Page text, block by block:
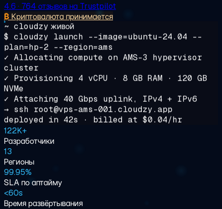
4.6 · 764 отзывов на Trustpilot
₿ Криптовалюта принимается
~ cloudzy живой
$ cloudzy launch
--image=ubuntu-24.04 --
plan=hp-2 --region=ams
✓ Allocating compute on AMS-3 hypervisor
cluster
✓ Provisioning 4 vCPU · 8 GB RAM · 120 GB
NVMe
✓ Attaching 40 Gbps uplink, IPv4 + IPv6
→ ssh root@vps-ams-001.cloudzy.app
deployed in 42s · billed at $0.04/hr
122K+
Разработчики
13
Регионы
99.95%
SLA по аптайму
<60s
Время развёртывания